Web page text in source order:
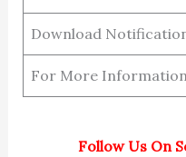
Download
For More
Follow Us On